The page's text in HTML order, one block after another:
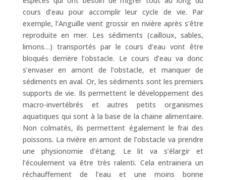
cours d’eau pour accomplir leur cycle de vie. Par
exemple, l’Anguille vient grossir en rivière après s’être
reproduite en mer. Les sédiments (cailloux, sables,
limons…) transportés par le cours d’eau vont être
bloqués derrière l’obstacle. Le cours d’eau va donc
s’envaser en amont de l’obstacle, et manquer de
sédiments en aval. Or, les sédiments sont les premiers
supports de vie. Ils permettent le développement des
macro-invertébrés et autres petits organismes
aquatiques qui sont à la base de la chaine alimentaire.
Non colmatés, ils permettent également le frai des
poissons. La rivière en amont de l’obstacle va prendre
une physionomie d’étang. Le lit va s’élargir et
l’écoulement va être très ralenti. Cela entrainera un
réchauffement de l’eau et une moins bonne